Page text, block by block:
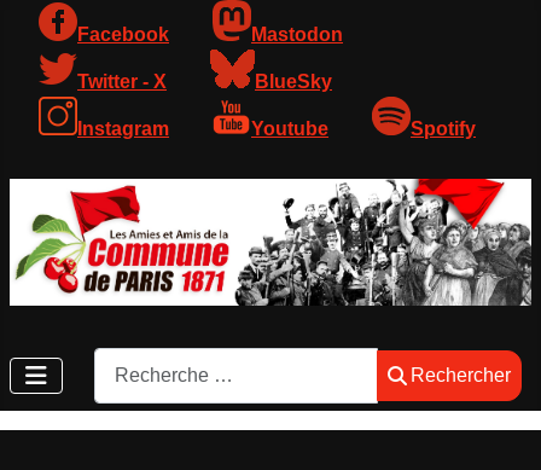
Facebook Mastodon
Twitter - X BlueSky
Instagram Youtube Spotify
Rechercher
Rechercher